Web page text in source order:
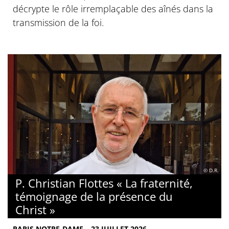
décrypte le rôle irremplaçable des aînés dans la
transmission de la foi.
© D.R.
P. Christian Flottes « La fraternité,
témoignage de la présence du
Christ »